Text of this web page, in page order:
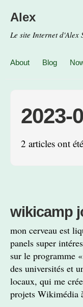
Alex
Le site Internet d'Alex
About Blog
2023-
2 articles ont
wikicamp
mon cerveau est
panels super
sur le programme
des universités et
locaux, qui me
projets Wikimédia